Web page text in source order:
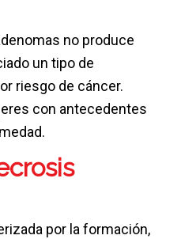
no produce
un tipo de
riesgo de cáncer.
con antecedentes
por la formación,